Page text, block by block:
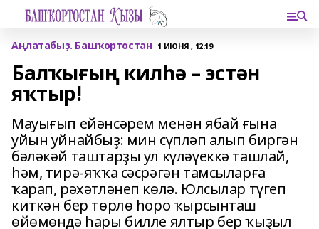
Аңлатабыҙ. Башҡортостан 1 ИЮНЯ , 12:19
Балҡығың килһә – эстән
яҡтыр!
Мауығып ейәнсәрем менән ябай ғына
уйын уйнайбыҙ: мин сүпләп алып биргән
бәләкәй таштарҙы ул күләүеккә ташлай,
һәм, тирә-яҡҡа сәсрәгән тамсыларға
ҡарап, рәхәтләнеп көлә. Юлсылар түгеп
киткән бер төрлө һоро ҡырсынташ
өйөмөндә һары билле ялтыр бер ҡыҙыл